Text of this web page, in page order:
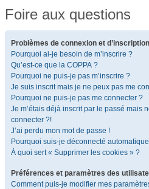
Foire aux questions
Problèmes de connexion et d’inscription
Pourquoi ai-je besoin de m’inscrire ?
Qu’est-ce que la COPPA ?
Pourquoi ne puis-je pas m’inscrire ?
Je suis inscrit mais je ne peux pas me
Pourquoi ne puis-je pas me connecter ?
Je m’étais déjà inscrit par le passé mais
connecter ?!
J’ai perdu mon mot de passe !
Pourquoi suis-je déconnecté
À quoi sert « Supprimer les cookies » ?
Préférences et paramètres des
Comment puis-je modifier mes